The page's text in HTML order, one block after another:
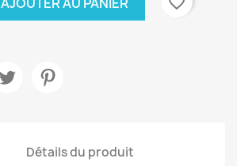
Détails du produit